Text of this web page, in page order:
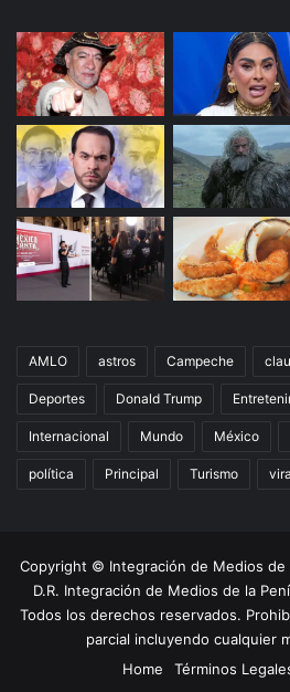
AMLO astros Campeche
Deportes Donald Trump
Internacional Mundo México
política Principal Turismo
Copyright © Integración de Medios de
D.R. Integración de Medios de la
Todos los derechos reservados.
parcial incluyendo cualquier
Home
Términos